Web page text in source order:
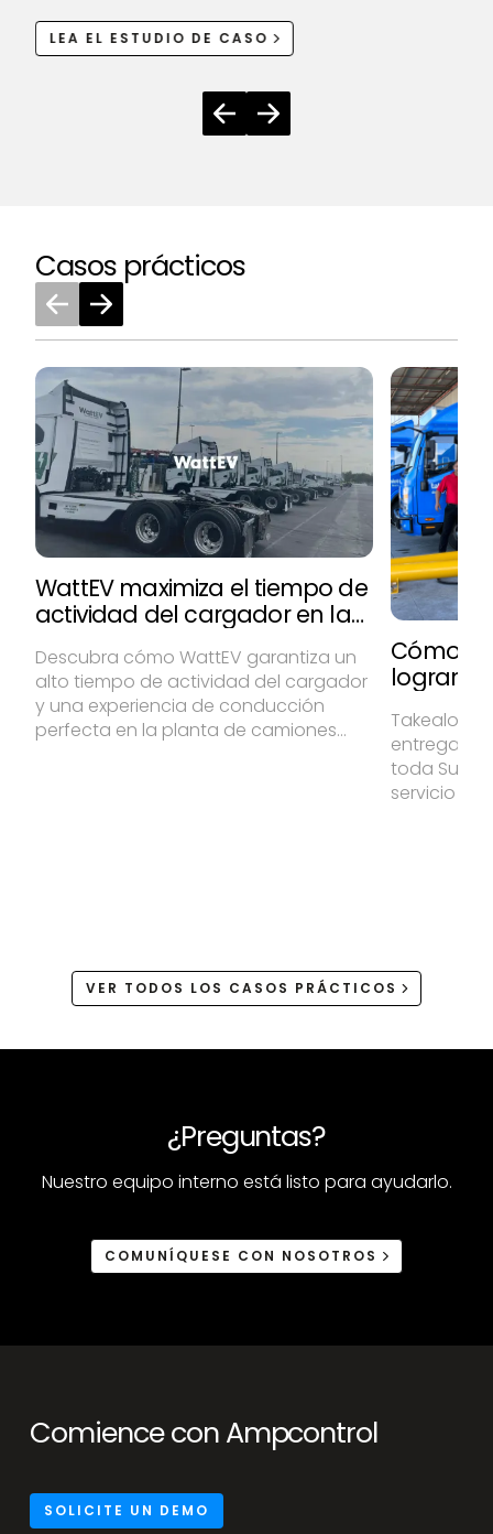
LEA EL ESTUDIO DE CASO
Casos prácticos
WattEV maximiza el tiempo de
actividad del cargador en la
más grande de Estados
Unidos
Descubra cómo WattEV garantiza un
alto tiempo de actividad del cargador
y una experiencia de conducción
perfecta en la planta de camiones
Cómo
logran
energía
Takealot y
entregar
toda
servicio
VER TODOS LOS CASOS PRÁCTICOS
¿Preguntas?
Nuestro equipo interno está listo para ayudarlo.
COMUNÍQUESE CON NOSOTROS
Comience con Ampcontrol
SOLICITE UN DEMO